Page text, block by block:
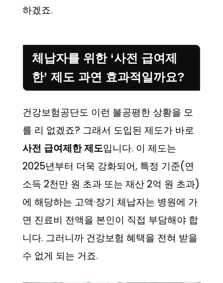
하겠죠.
체납자를 위한 ‘사전 급여제
한’ 제도 과연 효과적일까요?
건강보험공단도 이런 불공평한 상황을 모
를 리 없겠죠? 그래서 도입된 제도가 바로
사전 급여제한 제도입니다. 이 제도는
2025년부터 더욱 강화되어, 특정 기준(연
소득 2천만 원 초과 또는 재산 2억 원 초과)
에 해당하는 고액·장기 체납자는 병원에 가
면 진료비 전액을 본인이 직접 부담해야 합
니다. 그러니까 건강보험 혜택을 전혀 받을
수 없게 되는 거죠.